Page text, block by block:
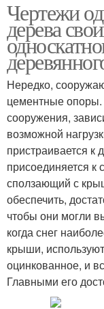
Чертежи
дерева
Нередко,
цементные
сооружения,
возможной
пристраивается к
присоединяется к
сползающий с
обеспечить,
чтобы они могли
когда снег
крыши,
оцинкованное, и
Главными его